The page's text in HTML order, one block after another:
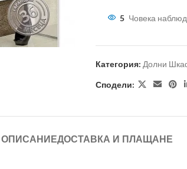
5 Човека
Категория: Долни
Сподели:
ОПИСАНИЕДОСТАВКА И ПЛАЩАНЕ